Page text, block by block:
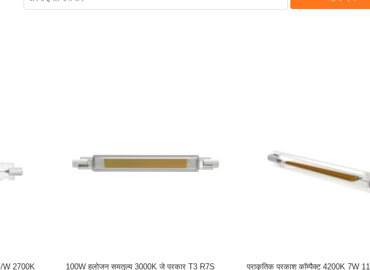
फुल ग्लास ट्रांसपेरेंट 118MM 8W 135lm / W 2700K उच्च लुमेन सिरेमिक बेस 8W COB R7S